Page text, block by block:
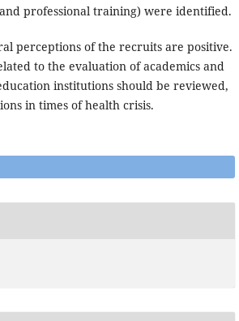
professional training) were identified.
perceptions of the recruits are positive.
to the evaluation of academics and
institutions should be reviewed,
in times of health crisis.